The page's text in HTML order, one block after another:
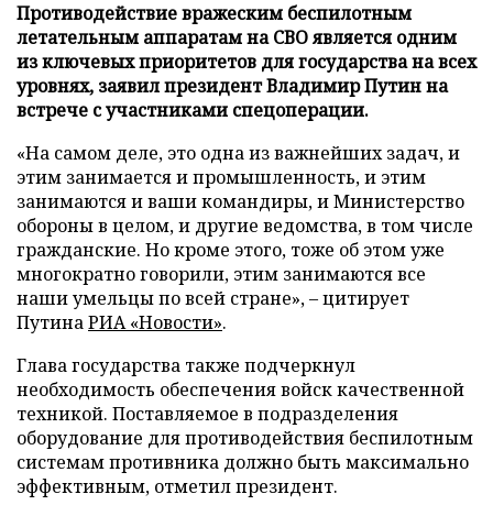
Противодействие вражеским беспилотным
летательным аппаратам на СВО является одним
из ключевых приоритетов для государства на всех
уровнях, заявил президент Владимир Путин на
встрече с участниками спецоперации.
«На самом деле, это одна из важнейших задач, и
этим занимается и промышленность, и этим
занимаются и ваши командиры, и Министерство
обороны в целом, и другие ведомства, в том числе
гражданские. Но кроме этого, тоже об этом уже
многократно говорили, этим занимаются все
наши умельцы по всей стране», – цитирует
ПутинаРИА «Новости».
Глава государства также подчеркнул
необходимость обеспечения войск качественной
техникой. Поставляемое в подразделения
оборудование для противодействия беспилотным
системам противника должно быть максимально
эффективным, отметил президент.